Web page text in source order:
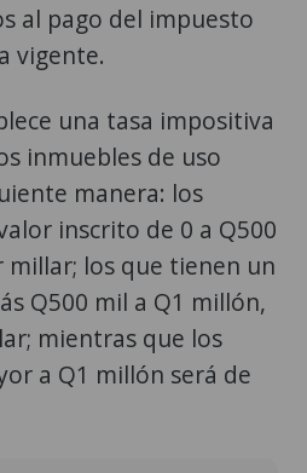
al pago del impuesto
vigente.
una tasa impositiva
inmuebles de uso
manera: los
inscrito de 0 a Q500
millar; los que tienen un
Q500 mil a Q1 millón,
mientras que los
a Q1 millón será de